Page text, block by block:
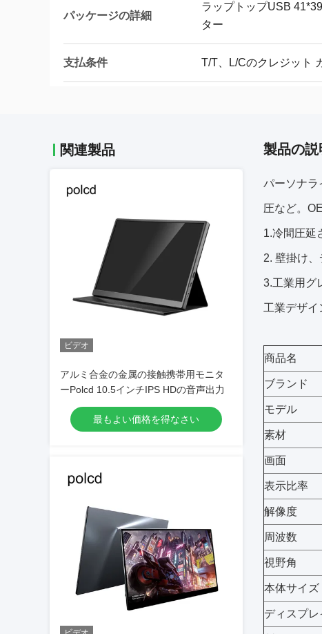
パッケージの詳細
ラップトップUSB
ター
支払条件 T/T、L/Cのクレジット
関連製品
ビデオ
アルミ合金の金属の接触携帯用モニタ
ーPolcd 10.5インチIPS HDの音声出力
最もよい価格を得なさい
製品の説
パーソナラ
圧など。
1.冷間圧延
2. 壁掛け
3.工業用グ
工業デザイ
商品名
ブランド
モデル
素材
画面
表示比率
解像度
周波数
視野角
本体サイズ
ディスプ